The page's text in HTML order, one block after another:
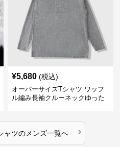
¥5,680 (税込)
オーバーサイズTシャツ ワッフ
ル編み長袖クルーネックゆった
ャツの メンズ一覧へ ›